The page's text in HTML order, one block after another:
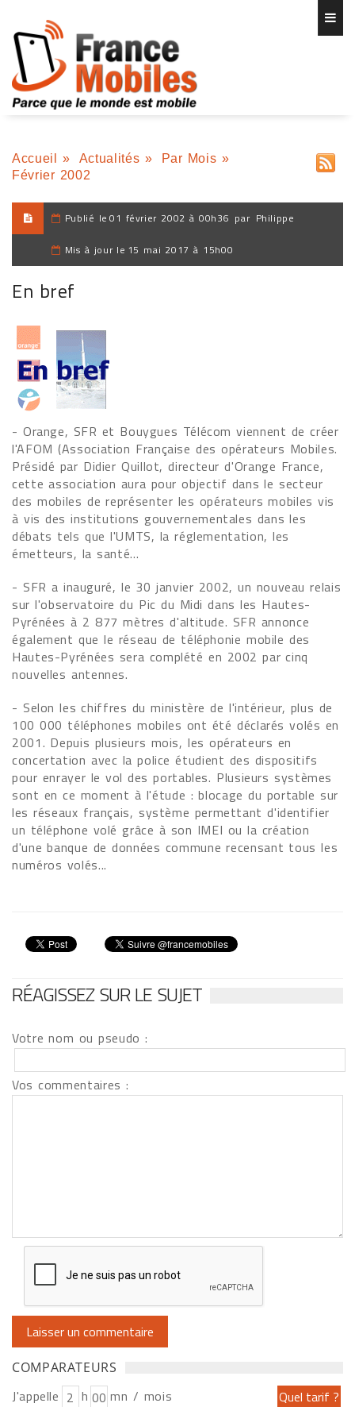
Accueil » Actualités » Par Mois »
Février 2002
Publié le 01 février 2002 à 00h36 par Philippe
Mis à jour le 15 mai 2017 à 15h00
En bref
- Orange, SFR et Bouygues Télécom viennent de créer
l'AFOM (Association Française des opérateurs Mobiles.
Présidé par Didier Quillot, directeur d'Orange France,
cette association aura pour objectif dans le secteur
des mobiles de représenter les opérateurs mobiles vis
à vis des institutions gouvernementales dans les
débats tels que l'UMTS, la réglementation, les
émetteurs, la santé...
- SFR a inauguré, le 30 janvier 2002, un nouveau relais
sur l'observatoire du Pic du Midi dans les Hautes-
Pyrénées à 2 877 mètres d'altitude. SFR annonce
également que le réseau de téléphonie mobile des
Hautes-Pyrénées sera complété en 2002 par cinq
nouvelles antennes.
- Selon les chiffres du ministère de l'intérieur, plus de
100 000 téléphones mobiles ont été déclarés volés en
2001. Depuis plusieurs mois, les opérateurs en
concertation avec la police étudient des dispositifs
pour enrayer le vol des portables. Plusieurs systèmes
sont en ce moment à l'étude : blocage du portable sur
les réseaux français, système permettant d'identifier
un téléphone volé grâce à son IMEI ou la création
d'une banque de données commune recensant tous les
numéros volés...
RÉAGISSEZ SUR LE SUJET
Votre nom ou pseudo :
Vos commentaires :
COMPARATEURS
J'appelle h
mn / mois